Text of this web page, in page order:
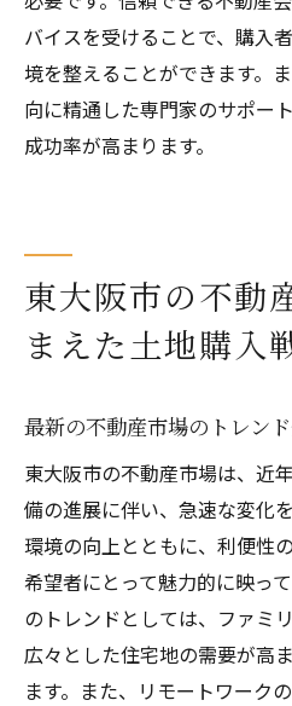
バイスを受けることで、購入
境を整えることができます。
向に精通した専門家のサポー
成功率が高まります。
東大阪市の不動
まえた土地購入
最新の不動産市場のトレン
東大阪市の不動産市場は、近
備の進展に伴い、急速な変化
環境の向上とともに、利便性
希望者にとって魅力的に映っ
のトレンドとしては、ファミ
広々とした住宅地の需要が高
ます。また、リモートワーク